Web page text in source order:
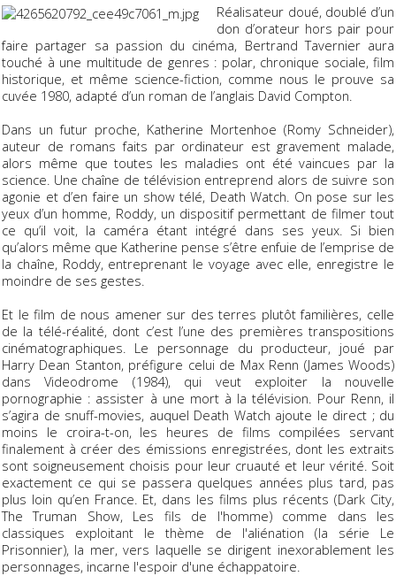
Réalisateur doué, doublé d’un
don d’orateur hors pair pour
faire partager sa passion du cinéma, Bertrand Tavernier aura
touché à une multitude de genres : polar, chronique sociale, film
historique, et même science-fiction, comme nous le prouve sa
cuvée 1980, adapté d’un roman de l’anglais David Compton.
Dans un futur proche, Katherine Mortenhoe (Romy Schneider),
auteur de romans faits par ordinateur est gravement malade,
alors même que toutes les maladies ont été vaincues par la
science. Une chaîne de télévision entreprend alors de suivre son
agonie et d’en faire un show télé, Death Watch. On pose sur les
yeux d’un homme, Roddy, un dispositif permettant de filmer tout
ce qu’il voit, la caméra étant intégré dans ses yeux. Si bien
qu’alors même que Katherine pense s’être enfuie de l’emprise de
la chaîne, Roddy, entreprenant le voyage avec elle, enregistre le
moindre de ses gestes.
Et le film de nous amener sur des terres plutôt familières, celle
de la télé-réalité, dont c’est l’une des premières transpositions
cinématographiques. Le personnage du producteur, joué par
Harry Dean Stanton, préfigure celui de Max Renn (James Woods)
dansVideodrome (1984), qui veut exploiter la nouvelle
pornographie : assister à une mort à la télévision. Pour Renn, il
s’agira de snuff-movies, auquel Death Watch ajoute le direct ; du
moins le croira-t-on, les heures de films compilées servant
finalement à créer des émissions enregistrées, dont les extraits
sont soigneusement choisis pour leur cruauté et leur vérité. Soit
exactement ce qui se passera quelques années plus tard, pas
plus loin qu’en France. Et, dans les films plus récents (Dark City,
The Truman Show, Les fils de l'homme) comme dans les
classiques exploitant le thème de l'aliénation (la série Le
Prisonnier), la mer, vers laquelle se dirigent inexorablement les
personnages, incarne l'espoir d'une échappatoire.